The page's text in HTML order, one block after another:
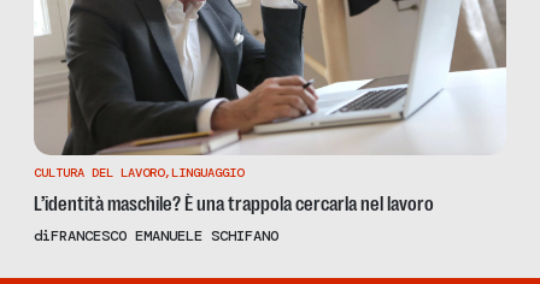
CULTURA DEL LAVORO,LINGUAGGIO
L’identità maschile? È una trappola cercarla nel lavoro
diFRANCESCO EMANUELE SCHIFANO